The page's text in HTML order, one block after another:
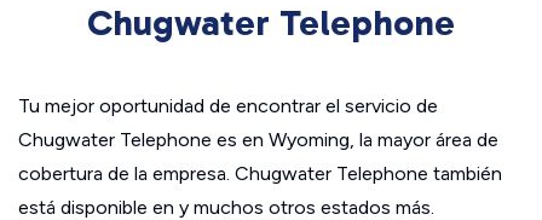
Chugwater Telephone
Tu mejor oportunidad de encontrar el servicio de
Chugwater Telephone es en Wyoming, la mayor área de
cobertura de la empresa. Chugwater Telephone también
está disponible en y muchos otros estados más.